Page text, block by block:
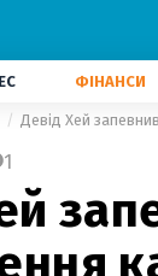
ФІНАНСИ
Девід Хей
1